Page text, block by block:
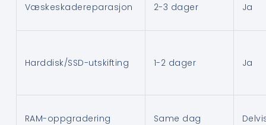
Væskeskadereparasjon 2-3 dager Ja
Harddisk/SSD-utskifting 1-2 dager Ja
RAM-oppgradering Same dag